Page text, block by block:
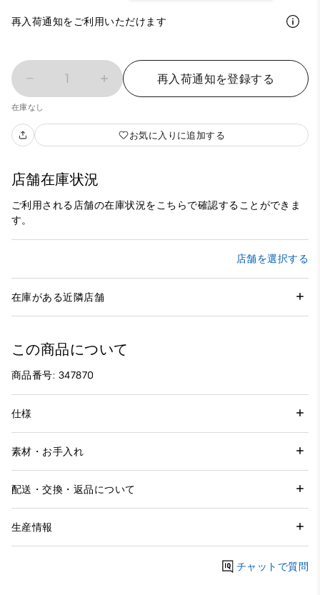
再入荷通知をご利用いただけます
1 再入荷通知を登録する
在庫なし
お気に入りに追加する
店舗在庫状況
ご利用される店舗の在庫状況をこちらで確認することができま
す。
店舗を選択する
在庫がある近隣店舗
この商品について
商品番号: 347870
仕様
素材・お手入れ
配送・交換・返品について
生産情報
チャットで質問